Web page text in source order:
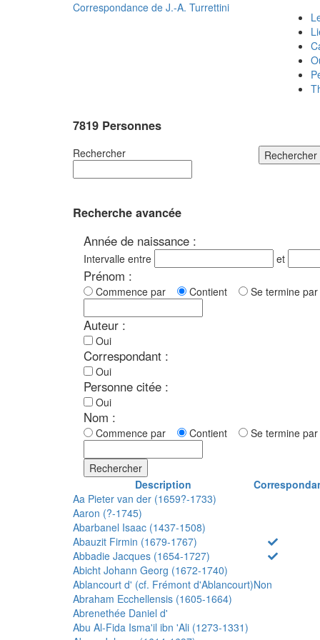
Correspondance de J.-A. Turrettini
7819 Personnes
Rechercher Rechercher
Recherche avancée
Année de naissance :
Intervalle entre et
Prénom :
Commence par Contient Se termine
Auteur :
Oui
Correspondant :
Oui
Personne citée :
Oui
Nom :
Commence par Contient Se termine
Rechercher
Description
Aa Pieter van der (1659?-1733)
Aaron (?-1745)
Abarbanel Isaac (1437-1508)
Abauzit Firmin (1679-1767)
Abbadie Jacques (1654-1727)
Abicht Johann Georg (1672-1740)
Ablancourt d' (cf. Frémont d'Ablancourt)Non
Abraham Ecchellensis (1605-1664)
Abrenethée Daniel d'
Abu Al-Fida Isma'il ibn 'Ali (1273-1331)